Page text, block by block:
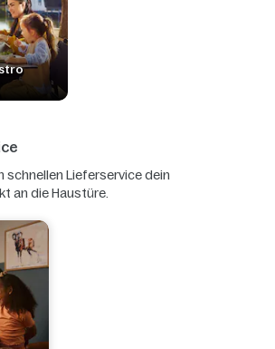
schnellen Lieferservice dein
an die Haustüre.